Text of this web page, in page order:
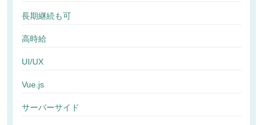
長期継続も可
高時給
UI/UX
Vue.js
サーバーサイド